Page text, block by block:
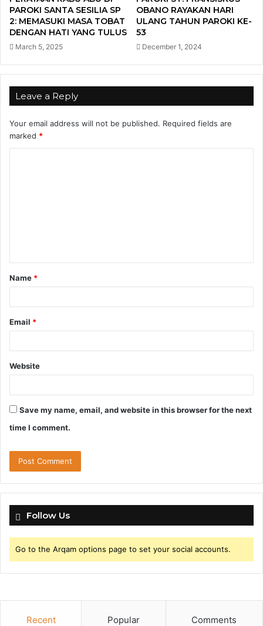
PAROKI SANTA SESILIA SP
2: MEMASUKI MASA TOBAT
DENGAN HATI YANG TULUS
March 5, 2025
OBANO RAYAKAN HARI
ULANG TAHUN PAROKI KE-
53
December 1, 2024
Leave a Reply
Your email address will not be published. Required fields are
marked *
t
*
Name *
Email *
Website
Save my name, email, and website in this browser for the next
time I comment.
Follow Us
Go to the Arqam options page to set your social accounts.
Recent Popular Comments